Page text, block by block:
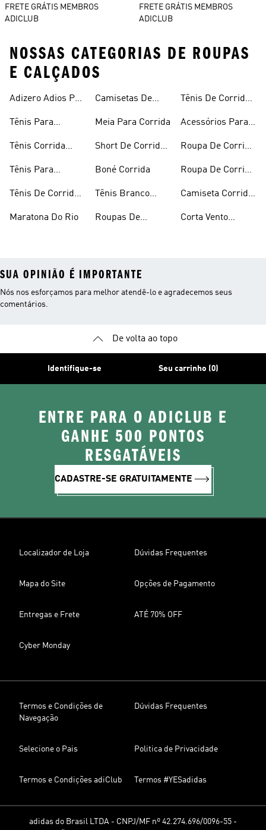
FRETE GRÁTIS MEMBROS
ADICLUB
FRETE GRÁTIS MEMBROS
ADICLUB
NOSSAS CATEGORIAS DE ROUPAS
E CALÇADOS
Adizero Adios Pro
Tênis Para
Tênis Corrida
Tênis Para
Tênis De Corrida
Maratona Do Rio
Camisetas De
Meia Para Corrida
Short De Corrida
Boné Corrida
Tênis Branco
Roupas De
Tênis De Corrida
Acessórios Para
Roupa De Corrida
Roupa De Corrida
Camiseta Corrida
Corta Vento
SUA OPINIÃO É IMPORTANTE
Nós nos esforçamos para melhor atendê-lo e agradecemos seus
comentários.
De volta ao topo
Identifique-se Seu carrinho (0)
ENTRE PARA O ADICLUB E
GANHE 500 PONTOS
RESGATÁVEIS
CADASTRE-SE GRATUITAMENTE
Localizador de Loja Dúvidas Frequentes
Mapa do Site Opções de Pagamento
Entregas e Frete ATÉ 70% OFF
Cyber Monday
Termos e Condições de
Navegação
Dúvidas Frequentes
Selecione o Pais Politica de Privacidade
Termos e Condições adiClub Termos #YESadidas
adidas do Brasil LTDA - CNPJ/MF nº 42.274.696/0096-55 -